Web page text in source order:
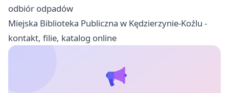
odbiór odpadów
Miejska Biblioteka Publiczna w Kędzierzynie-Koźlu -
kontakt, filie, katalog online